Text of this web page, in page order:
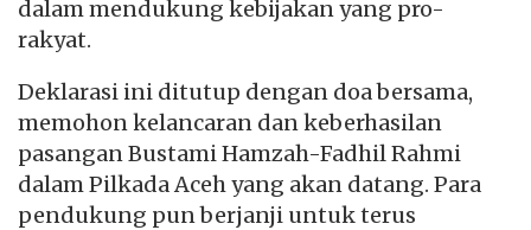
dalam mendukung kebijakan yang pro-
rakyat.
Deklarasi ini ditutup dengan doa bersama,
memohon kelancaran dan keberhasilan
pasangan Bustami Hamzah-Fadhil Rahmi
dalam Pilkada Aceh yang akan datang. Para
pendukung pun berjanji untuk terus